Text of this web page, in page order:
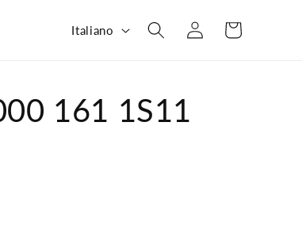
g
u
Italiano Accedi Carrello
161 1S11